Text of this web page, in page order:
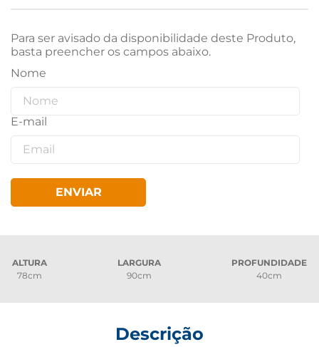
Para ser avisado da disponibilidade deste Produto,
basta preencher os campos abaixo.
ENVIAR
ALTURA
78cm
LARGURA
90cm
PROFUNDIDADE
40cm
Descrição